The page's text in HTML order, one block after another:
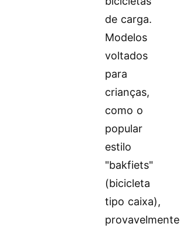
de carga.
Modelos
voltados
para
crianças,
como o
popular
estilo
"bakfiets"
(bicicleta
tipo caixa),
provavelmente